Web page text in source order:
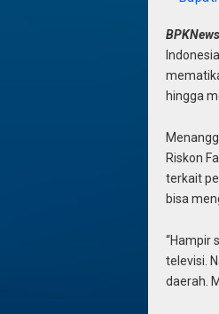
hingga
Riskon
terkait
bisa
“Hampir
televisi.
daerah.